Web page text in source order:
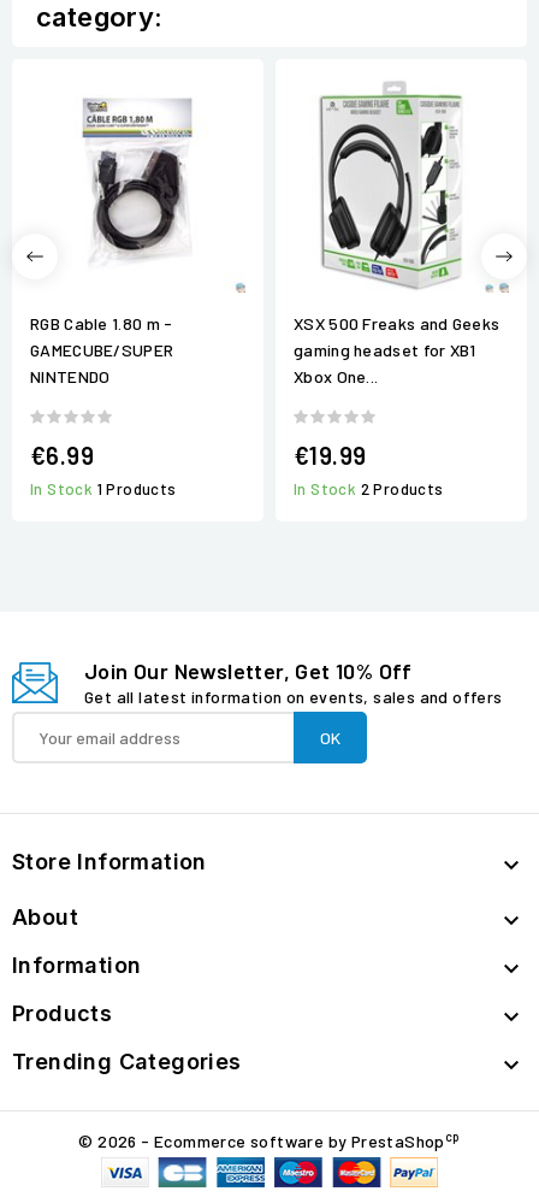
category:
RGB Cable 1.80 m -
GAMECUBE/SUPER
NINTENDO
€6.99
In Stock 1 Products
XSX 500 Freaks and Geeks
gaming headset for XB1
Xbox One...
€19.99
In Stock 2 Products
Join Our Newsletter, Get 10% Off
Get all latest information on events, sales and offers
Store Information 
About 
Information 
Products 
Trending Categories 
© 2026 - Ecommerce software by PrestaShop cp